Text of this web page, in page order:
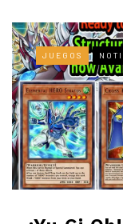
JUEGOS